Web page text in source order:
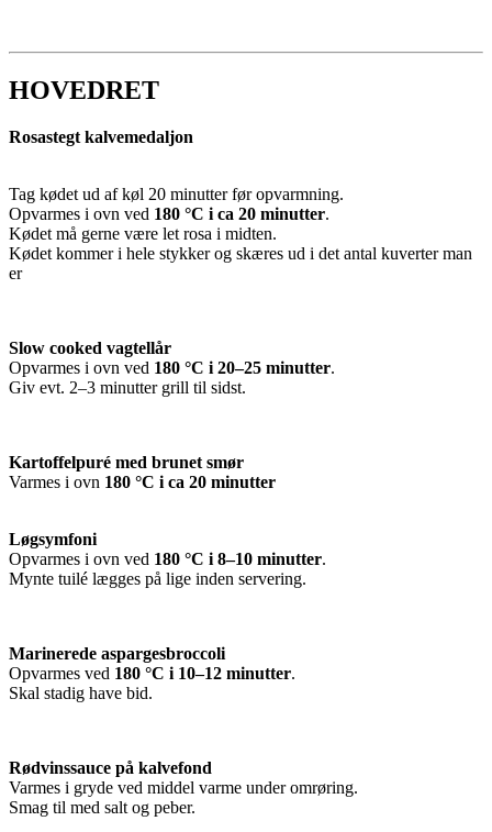
HOVEDRET
Rosastegt kalvemedaljon
Tag kødet ud af køl 20 minutter før opvarmning.
Opvarmes i ovn ved 180 °C i ca 20 minutter.
Kødet må gerne være let rosa i midten.
Kødet kommer i hele stykker og skæres ud i det antal kuverter man
er
Slow cooked vagtellår
Opvarmes i ovn ved 180 °C i 20–25 minutter.
Giv evt. 2–3 minutter grill til sidst.
Kartoffelpuré med brunet smør
Varmes i ovn 180 °C i ca 20 minutter
Løgsymfoni
Opvarmes i ovn ved 180 °C i 8–10 minutter.
Mynte tuilé lægges på lige inden servering.
Marinerede aspargesbroccoli
Opvarmes ved 180 °C i 10–12 minutter.
Skal stadig have bid.
Rødvinssauce på kalvefond
Varmes i gryde ved middel varme under omrøring.
Smag til med salt og peber.